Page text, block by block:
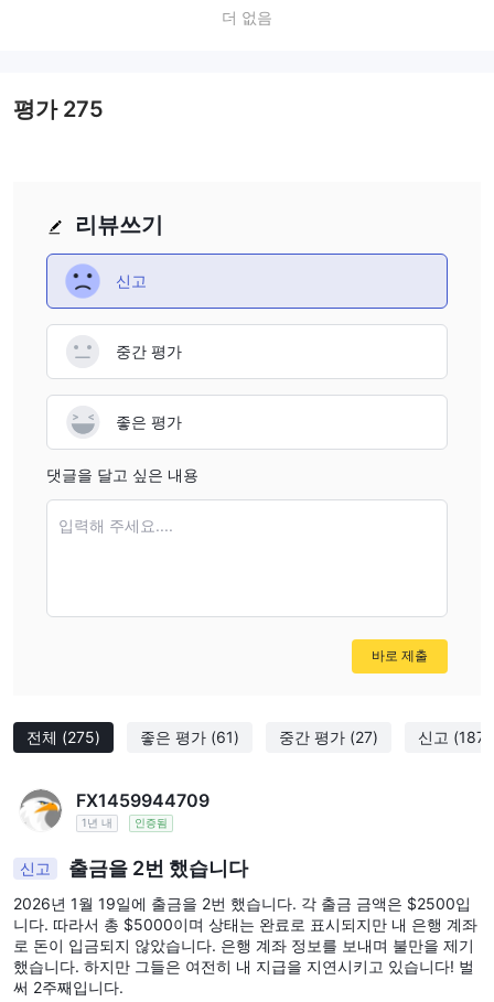
더 없음
전체 (275) 좋은 평가 (61) 중간 평가 (27) 신고 (187)
FX1459944709
1년 내 인증됨
신고 출금을 2번 했습니다
2026년 1월 19일에 출금을 2번 했습니다. 각 출금 금액은 $2500입
니다. 따라서 총 $5000이며 상태는 완료로 표시되지만 내 은행 계좌
로 돈이 입금되지 않았습니다. 은행 계좌 정보를 보내며 불만을 제기
했습니다. 하지만 그들은 여전히 내 지급을 지연시키고 있습니다! 벌
써 2주째입니다.
리뷰쓰기
신고
중간 평가
좋은 평가
댓글을 달고 싶은 내용
입력해 주세요....
바로 제출
평가275